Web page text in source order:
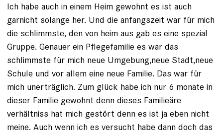
Ich habe auch in einem Heim gewohnt es ist auch
garnicht solange her. Und die anfangszeit war für mich
die schlimmste, den von heim aus gab es eine spezial
Gruppe. Genauer ein Pflegefamilie es war das
schlimmste für mich neue Umgebung,neue Stadt,neue
Schule und vor allem eine neue Familie. Das war für
mich unerträglich. Zum glück habe ich nur 6 monate in
dieser Familie gewohnt denn dieses Familieäre
verhältniss hat mich gestört denn es ist ja eben nicht
meine. Auch wenn ich es versucht habe dann doch das